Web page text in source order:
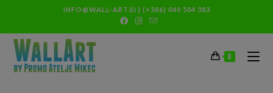
INFO@WALL-ART.SI | (+386) 040 504 383
0